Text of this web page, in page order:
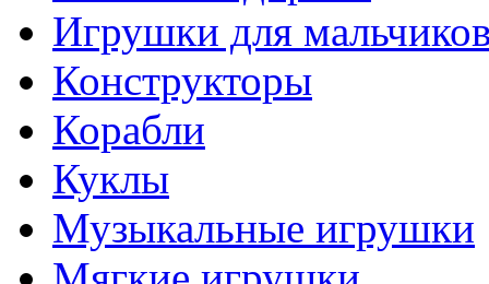
Игрушки для
Конструкторы
Корабли
Куклы
Музыкальные игрушки